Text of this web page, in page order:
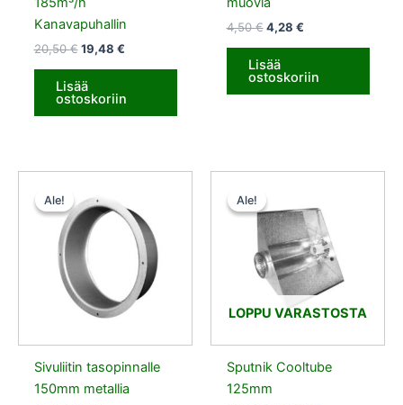
Kanavapuhallin
20,50€ 19,48 €
Lisää
ostoskoriin
4,50€ 4,28 €
Lisää
ostoskoriin
Ale!
Ale!
Sivuliitin tasopinnalle
150mm metallia
oli:
6,50 €.
on:
6,17 €.
Ale!
LOPPU VARASTOSTA
Ale!
Sputnik Cooltube
125mm
oli:
79,90 €.
on:
59,93 €.